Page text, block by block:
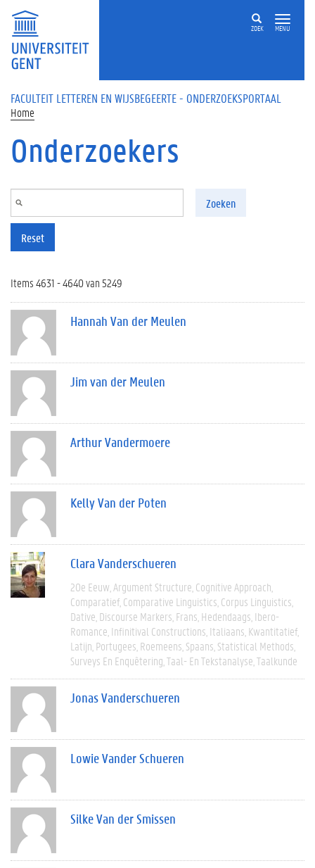
Overslaan en naar de inhoud gaan
ZOEK MENU
FACULTEIT LETTEREN EN WIJSBEGEERTE - ONDERZOEKSPORTAAL
Home
Onderzoekers
Zoeken
Reset
Items 4631 - 4640 van 5249
Hannah Van der Meulen
Jim van der Meulen
Arthur Vandermoere
Kelly Van der Poten
Clara Vanderschueren
20e Eeuw Argument Structure Cognitive Approach
Comparatief Comparative Linguistics Corpus Linguistics
Dative Discourse Markers Frans Hedendaags Ibero-
Romance Infinitival Constructions Italiaans Kwantitatief
Latijn Portugees Roemeens Spaans Statistical Methods
Surveys En Enquêtering Taal- En Tekstanalyse Taalkunde
Jonas Vanderschueren
Lowie Vander Schueren
Silke Van der Smissen